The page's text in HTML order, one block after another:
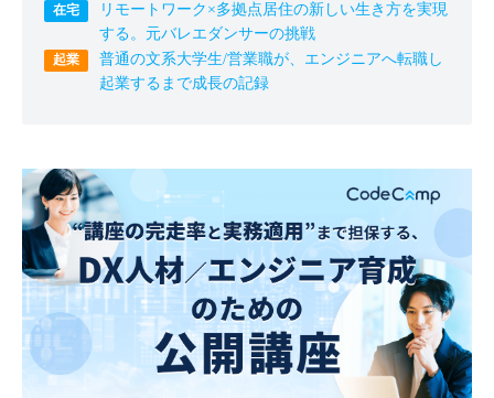
リモートワーク×多拠点居住の新しい生き方を実現
する。元バレエダンサーの挑戦
普通の文系大学生/営業職が、エンジニアへ転職し
起業するまで成長の記録